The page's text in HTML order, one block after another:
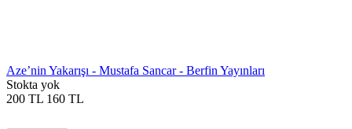
Aze’nin Yakarışı - Mustafa Sancar - Berfin Yayınları
Stokta yok
200 TL 160 TL